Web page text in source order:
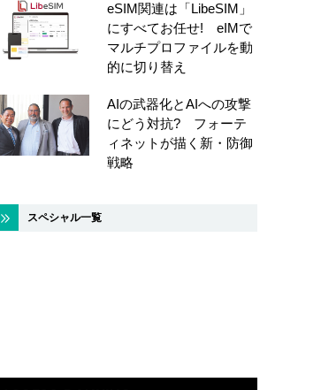
eSIM関連は「LibeSIM」
にすべてお任せ! eIMで
マルチプロファイルを動
的に切り替え
AIの武器化とAIへの攻撃
にどう対抗? フォーテ
ィネットが描く新・防御
戦略
スペシャル一覧